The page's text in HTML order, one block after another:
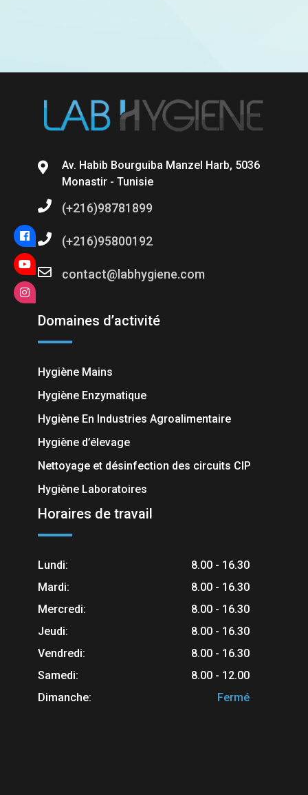
Av. Habib Bourguiba Manzel Harb, 5036
Monastir - Tunisie
(+216)98781899
(+216)95800192
contact@labhygiene.com
Domaines d’activité
Hygiène Mains
Hygiène Enzymatique
Hygiène En Industries Agroalimentaire
Hygiène d’élevage
Nettoyage et désinfection des circuits CIP
Hygiène Laboratoires
Horaires de travail
Lundi:
8.00 - 16.30
Mardi:
8.00 - 16.30
Mercredi:
8.00 - 16.30
Jeudi:
8.00 - 16.30
Vendredi:
8.00 - 16.30
Samedi:
8.00 - 12.00
Dimanche:
Fermé